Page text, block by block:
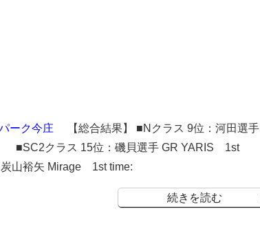
ーク今庄 【総合結果】 ■Nクラス 9位：河田選手
■SC2クラス 15位：磯貝選手 GR YARIS 1st
山裕矢 Mirage 1st time:
続きを読む